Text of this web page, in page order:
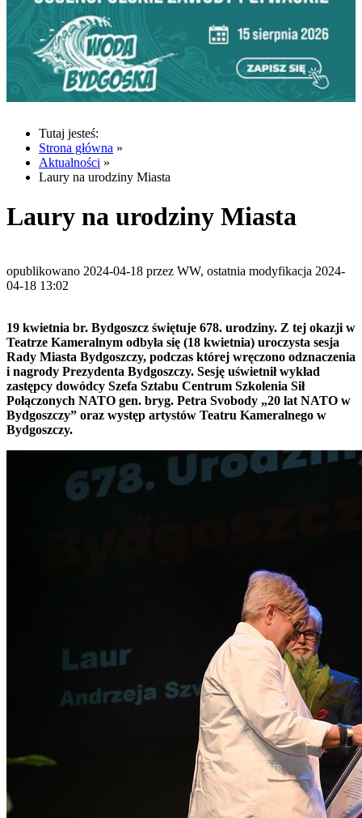
Tutaj jesteś:
Strona główna »
Aktualności »
Laury na urodziny Miasta
Laury na urodziny Miasta
opublikowano 2024-04-18 przez WW, ostatnia modyfikacja 2024-
04-18 13:02
19 kwietnia br. Bydgoszcz świętuje 678. urodziny. Z tej okazji w
Teatrze Kameralnym odbyła się (18 kwietnia) uroczysta sesja
Rady Miasta Bydgoszczy, podczas której wręczono odznaczenia
i nagrody Prezydenta Bydgoszczy. Sesję uświetnił wykład
zastępcy dowódcy Szefa Sztabu Centrum Szkolenia Sił
Połączonych NATO gen. bryg. Petra Svobody „20 lat NATO w
Bydgoszczy” oraz występ artystów Teatru Kameralnego w
Bydgoszczy.